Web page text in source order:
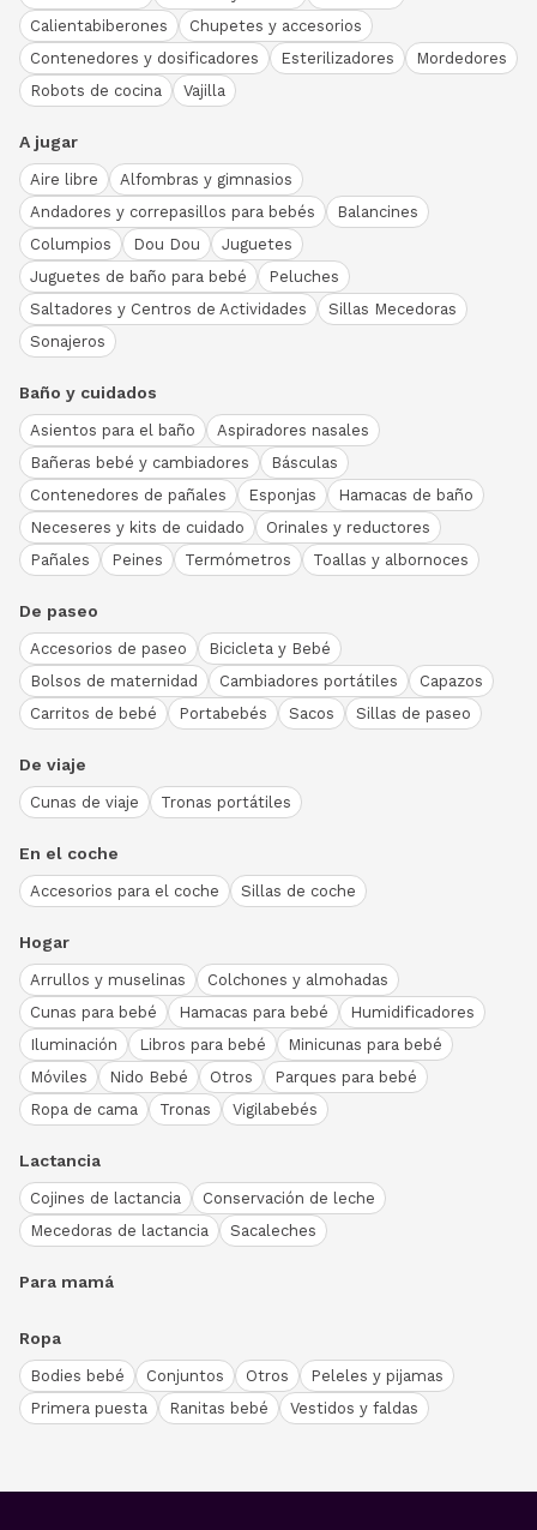
Calientabiberones
Chupetes y accesorios
Contenedores y dosificadores
Esterilizadores
Mordedores
Robots de cocina
Vajilla
A jugar
Aire libre
Alfombras y gimnasios
Andadores y correpasillos para bebés
Balancines
Columpios
Dou Dou
Juguetes
Juguetes de baño para bebé
Peluches
Saltadores y Centros de Actividades
Sillas Mecedoras
Sonajeros
Baño y cuidados
Asientos para el baño
Aspiradores nasales
Bañeras bebé y cambiadores
Básculas
Contenedores de pañales
Esponjas
Hamacas de baño
Neceseres y kits de cuidado
Orinales y reductores
Pañales
Peines Termómetros Toallas y albornoces
De paseo
Accesorios de paseo
Bicicleta y Bebé
Bolsos de maternidad
Cambiadores portátiles
Capazos
Carritos de bebé
Portabebés Sacos Sillas de paseo
De viaje
Cunas de viaje Tronas portátiles
En el coche
Accesorios para el coche Sillas de coche
Hogar
Arrullos y muselinas
Colchones y almohadas
Cunas para bebé
Hamacas para bebé
Humidificadores
Iluminación
Libros para bebé
Minicunas para bebé
Móviles
Nido Bebé Otros
Parques para bebé
Ropa de cama
Tronas Vigilabebés
Lactancia
Cojines de lactancia
Conservación de leche
Mecedoras de lactancia
Sacaleches
Para mamá
Ropa
Bodies bebé Conjuntos Otros
Peleles y pijamas
Primera puesta
Ranitas bebé Vestidos y faldas